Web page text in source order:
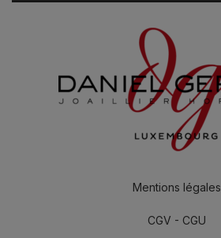
Mentions légales
CGV - CGU